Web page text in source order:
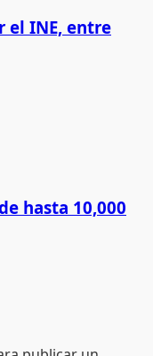
el INE, entre
hasta 10,000